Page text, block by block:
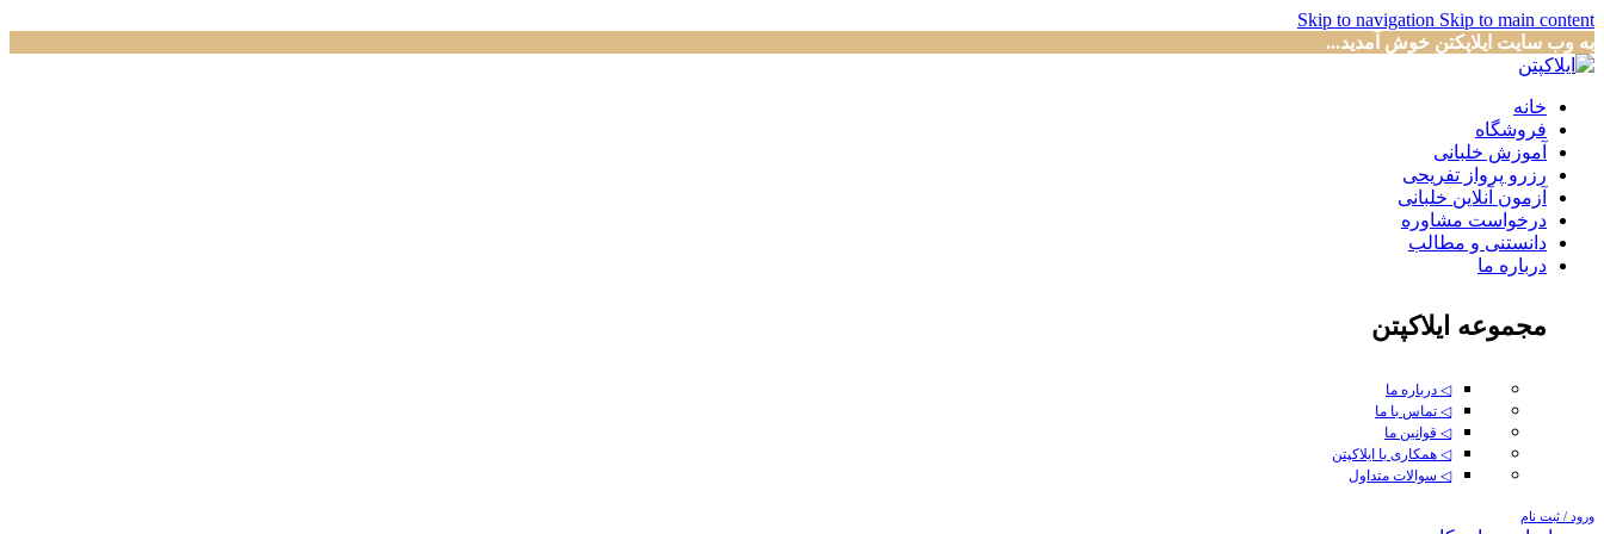
Skip to navigation Skip to main content
به وب سایت ایلاپکتن خوش آمدید...
خانه
فروشگاه
آموزش خلبانی
رزرو پرواز تفریحی
آزمون آنلاین خلبانی
درخواست مشاوره
دانستنی و مطالب
درباره ما
مجموعه ایلاکپتن
◁ درباره ما
◁ تماس با ما
◁ قوانین ما
◁ همکاری با ایلاکپتن
◁ سوالات متداول
ورود / ثبت نام